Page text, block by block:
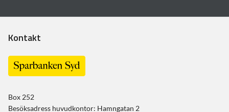
Kontakt
Box 252
Besöksadress huvudkontor: Hamngatan 2